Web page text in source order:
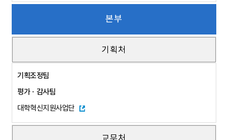
본부
기획처
기획조정팀
평가ㆍ감사팀
대학혁신지원사업단